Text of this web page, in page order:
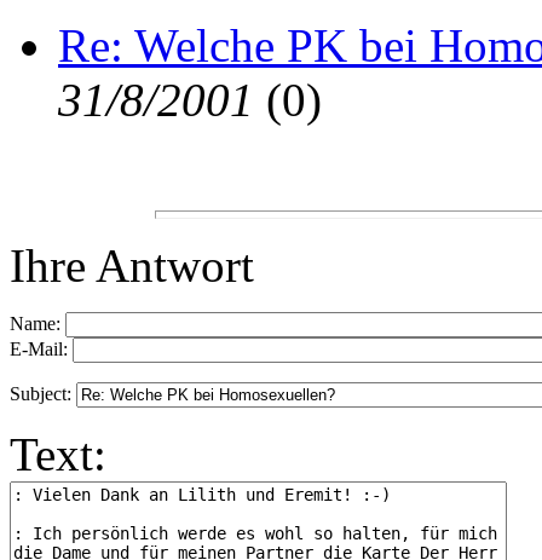
Re: Welche PK bei
31/8/2001 (0)
Ihre Antwort
Name:
E-Mail:
Subject:
Text: